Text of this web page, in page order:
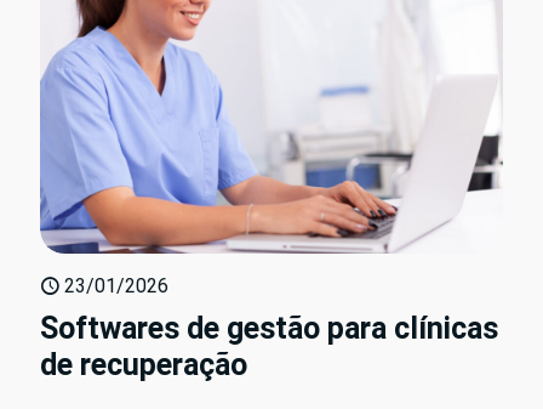
23/01/2026
Softwares de gestão para clínicas
de recuperação